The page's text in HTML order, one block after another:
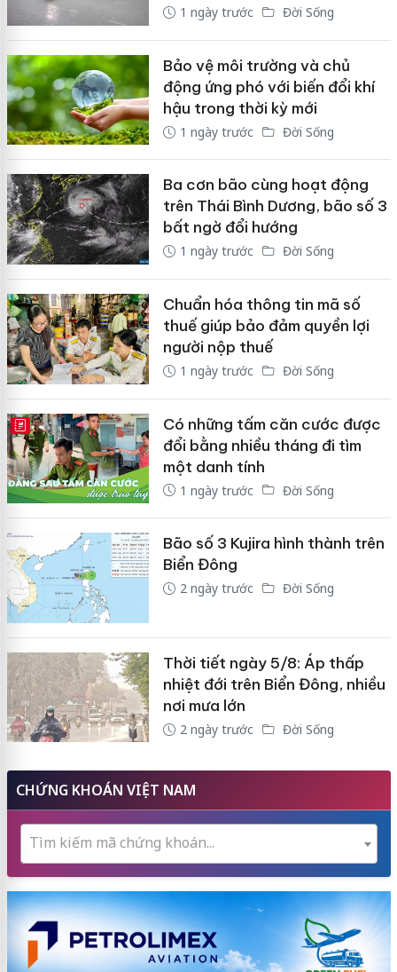
1 ngày trước Đời Sống
Bảo vệ môi trường và chủ
động ứng phó với biến đổi khí
hậu trong thời kỳ mới
1 ngày trước Đời Sống
Ba cơn bão cùng hoạt động
trên Thái Bình Dương, bão số 3
bất ngờ đổi hướng
1 ngày trước Đời Sống
Chuẩn hóa thông tin mã số
thuế giúp bảo đảm quyền lợi
người nộp thuế
1 ngày trước Đời Sống
E-MAGAZINE
Có những tấm căn cước được
đổi bằng nhiều tháng đi tìm
một danh tính
1 ngày trước Đời Sống
Bão số 3 Kujira hình thành trên
Biển Đông
2 ngày trước Đời Sống
Thời tiết ngày 5/8: Áp thấp
nhiệt đới trên Biển Đông, nhiều
nơi mưa lớn
2 ngày trước Đời Sống
CHỨNG KHOÁN VIỆT NAM
Tìm kiếm mã chứng khoán...